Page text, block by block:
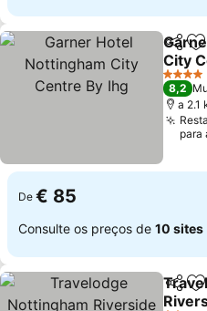
City
4 Estrelas
8,2
a 2.1
para
De € 85
Consulte os preços de 10 sites